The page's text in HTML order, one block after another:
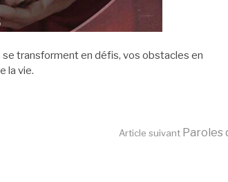
transforment en défis, vos obstacles en
la vie.
Article suivant Paroles